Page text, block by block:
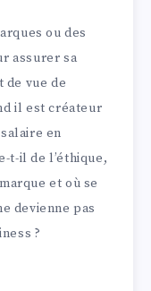
ou des
assurer sa
de vue de
il est créateur
en
t-il de l’éthique,
et où se
devienne pas
?